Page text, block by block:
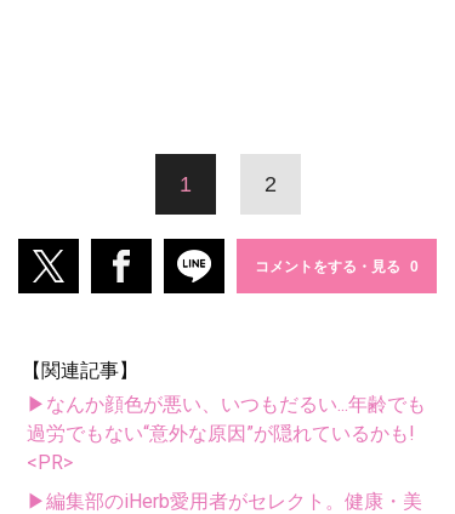
1 2
コメントをする・見る
【関連記事】
▶なんか顔色が悪い、いつもだるい...年齢でも
過労でもない“意外な原因”が隠れているかも!
<PR>
▶編集部のiHerb愛用者がセレクト。健康・美